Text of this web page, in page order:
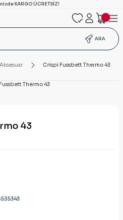
KARGO ÜCRETSİZ!
ARA
Aksesuar Crispi Fussbett Thermo 43
43